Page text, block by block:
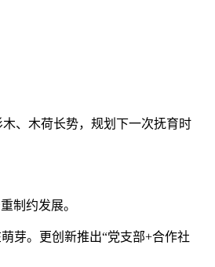
、木荷长势，规划下一次抚育时
制约发展。
芽。更创新推出“党支部+合作社